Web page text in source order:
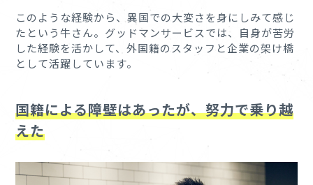
このような経験から、異国での大変さを身にしみて感じ
たという牛さん。グッドマンサービスでは、自身が苦労
した経験を活かして、外国籍のスタッフと企業の架け橋
として活躍しています。
国籍による障壁はあったが、努力で乗り越
えた